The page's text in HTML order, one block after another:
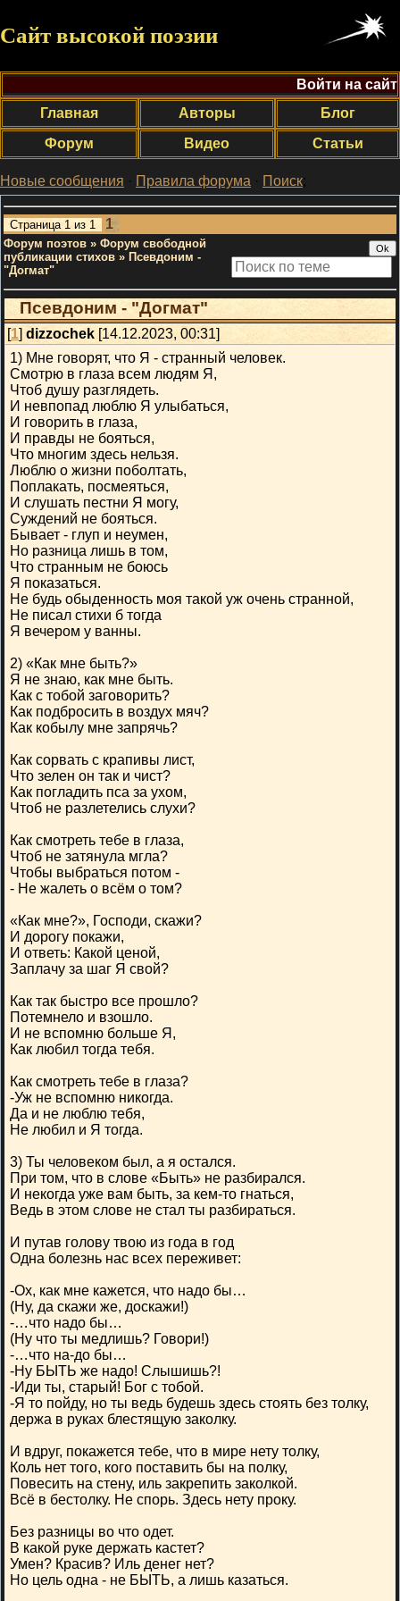
Сайт высокой поэзии
Войти на сайт
Главная
Авторы
Блог
Форум
Видео Статьи
Новые сообщения · Правила форума · Поиск;
Страница 1 из 1 1
Форум поэтов » Форум свободной
публикации стихов » Псевдоним -
"Догмат"
Псевдоним - "Догмат"
[1] dizzochek [14.12.2023, 00:31]
1) Мне говорят, что Я - странный человек.
Смотрю в глаза всем людям Я,
Чтоб душу разглядеть.
И невпопад люблю Я улыбаться,
И говорить в глаза,
И правды не бояться,
Что многим здесь нельзя.
Люблю о жизни поболтать,
Поплакать, посмеяться,
И слушать пестни Я могу,
Суждений не бояться.
Бывает - глуп и неумен,
Но разница лишь в том,
Что странным не боюсь
Я показаться.
Не будь обыденность моя такой уж очень странной,
Не писал стихи б тогда
Я вечером у ванны.
2) «Как мне быть?»
Я не знаю, как мне быть.
Как с тобой заговорить?
Как подбросить в воздух мяч?
Как кобылу мне запрячь?
Как сорвать с крапивы лист,
Что зелен он так и чист?
Как погладить пса за ухом,
Чтоб не разлетелись слухи?
Как смотреть тебе в глаза,
Чтоб не затянула мгла?
Чтобы выбраться потом -
- Не жалеть о всём о том?
«Как мне?», Господи, скажи?
И дорогу покажи,
И ответь: Какой ценой,
Заплачу за шаг Я свой?
Как так быстро все прошло?
Потемнело и взошло.
И не вспомню больше Я,
Как любил тогда тебя.
Как смотреть тебе в глаза?
-Уж не вспомню никогда.
Да и не люблю тебя,
Не любил и Я тогда.
3) Ты человеком был, а я остался.
При том, что в слове «Быть» не разбирался.
И некогда уже вам быть, за кем-то гнаться,
Ведь в этом слове не стал ты разбираться.
И путав голову твою из года в год
Одна болезнь нас всех переживет:
-Ох, как мне кажется, что надо бы…
(Ну, да скажи же, доскажи!)
-…что надо бы…
(Ну что ты медлишь? Говори!)
-…что на-до бы…
-Ну БЫТЬ же надо! Слышишь?!
-Иди ты, старый! Бог с тобой.
-Я то пойду, но ты ведь будешь здесь стоять без толку,
держа в руках блестящую заколку.
И вдруг, покажется тебе, что в мире нету толку,
Коль нет того, кого поставить бы на полку,
Повесить на стену, иль закрепить заколкой.
Всё в бестолку. Не спорь. Здесь нету проку.
Без разницы во что одет.
В какой руке держать кастет?
Умен? Красив? Иль денег нет?
Но цель одна - не БЫТЬ, а лишь казаться.